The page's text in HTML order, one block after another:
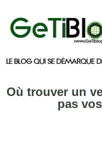
Où trouver un
pas